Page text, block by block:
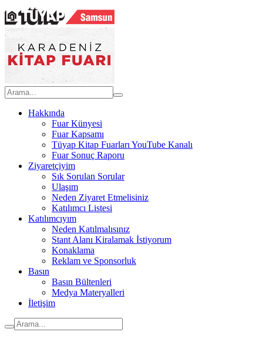
Hakkında
Fuar Künyesi
Fuar Kapsamı
Tüyap Kitap Fuarları YouTube Kanalı
Fuar Sonuç Raporu
Ziyaretçiyim
Sık Sorulan Sorular
Ulaşım
Neden Ziyaret Etmelisiniz
Katılımcı Listesi
Katılımcıyım
Neden Katılmalısınız
Stant Alanı Kiralamak İstiyorum
Konaklama
Reklam ve Sponsorluk
Basın
Basın Bültenleri
Medya Materyalleri
İletişim